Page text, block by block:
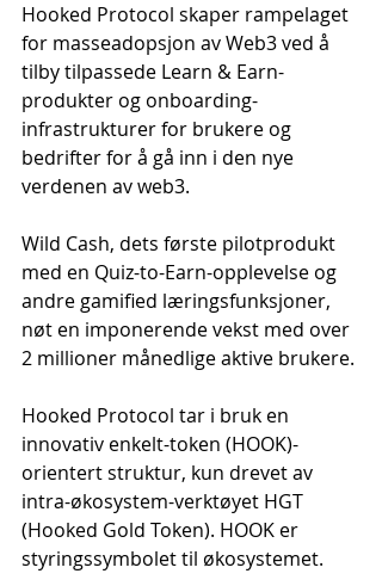
Hooked Protocol skaper rampelaget
for masseadopsjon av Web3 ved å
tilby tilpassede Learn & Earn-
produkter og onboarding-
infrastrukturer for brukere og
bedrifter for å gå inn i den nye
verdenen av web3.
Wild Cash, dets første pilotprodukt
med en Quiz-to-Earn-opplevelse og
andre gamified læringsfunksjoner,
nøt en imponerende vekst med over
2 millioner månedlige aktive brukere.
Hooked Protocol tar i bruk en
innovativ enkelt-token (HOOK)-
orientert struktur, kun drevet av
intra-økosystem-verktøyet HGT
(Hooked Gold Token). HOOK er
styringssymbolet til økosystemet.